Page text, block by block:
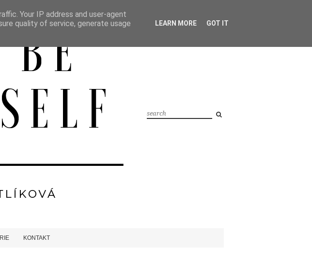
KONTAKT
Your IP address and user-agent
quality of service, generate usage
LEARN MORE GOT IT